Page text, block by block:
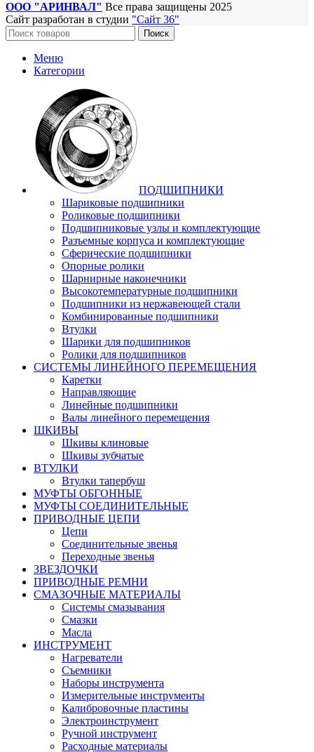
ООО "АРИНВАЛ" Все права защищены 2025
Сайт разработан в студии "Сайт 36"
Поиск
Меню
Категории
ПОДШИПНИКИ
Шариковые подшипники
Роликовые подшипники
Подшипниковые узлы и комплектующие
Разъемные корпуса и комплектующие
Сферические подшипники
Опорные ролики
Шарнирные наконечники
Высокотемпературные подшипники
Подшипники из нержавеющей стали
Комбинированные подшипники
Втулки
Шарики для подшипников
Ролики для подшипников
СИСТЕМЫ ЛИНЕЙНОГО ПЕРЕМЕЩЕНИЯ
Каретки
Направляющие
Линейные подшипники
Валы линейного перемещения
ШКИВЫ
Шкивы клиновые
Шкивы зубчатые
ВТУЛКИ
Втулки тапербуш
МУФТЫ ОБГОННЫЕ
МУФТЫ СОЕДИНИТЕЛЬНЫЕ
ПРИВОДНЫЕ ЦЕПИ
Цепи
Соединительные звенья
Переходные звенья
ЗВЕЗДОЧКИ
ПРИВОДНЫЕ РЕМНИ
СМАЗОЧНЫЕ МАТЕРИАЛЫ
Системы смазывания
Смазки
Масла
ИНСТРУМЕНТ
Нагреватели
Съемники
Наборы инструмента
Измерительные инструменты
Калибровочные пластины
Электроинструмент
Ручной инструмент
Расходные материалы